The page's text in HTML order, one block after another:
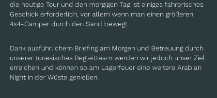
die heutige Tour und den morgigen Tag ist einiges fahrerisches
Geschick erforderlich, vor allem wenn man einen größeren
4x4-Camper durch den Sand bewegt.
Dank ausführlichem Briefing am Morgen und Betreuung durch
unserer tunesisches Begleitteam werden wir jedoch unser Ziel
erreichen und können so am Lagerfeuer eine weitere Arabian
Night in der Wüste genießen.